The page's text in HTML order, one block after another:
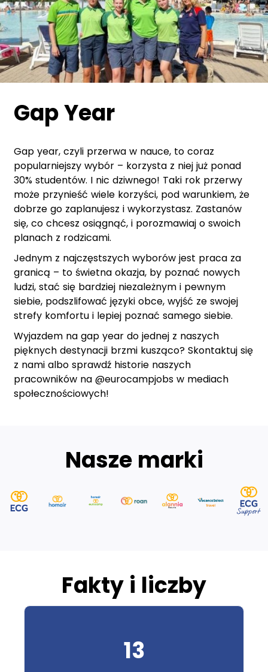
Gap Year
Gap year, czyli przerwa w nauce, to coraz
popularniejszy wybór – korzysta z niej już ponad
30% studentów. I nic dziwnego! Taki rok przerwy
może przynieść wiele korzyści, pod warunkiem, że
dobrze go zaplanujesz i wykorzystasz. Zastanów
się, co chcesz osiągnąć, i porozmawiaj o swoich
planach z rodzicami.
Jednym z najczęstszych wyborów jest praca za
granicą – to świetna okazja, by poznać nowych
ludzi, stać się bardziej niezależnym i pewnym
siebie, podszlifować języki obce, wyjść ze swojej
strefy komfortu i lepiej poznać samego siebie.
Wyjazdem na gap year do jednej z naszych
pięknych destynacji brzmi kusząco? Skontaktuj się
z nami albo sprawdź historie naszych
pracowników na @eurocampjobs w mediach
społecznościowych!
Nasze marki
Fakty i liczby
13